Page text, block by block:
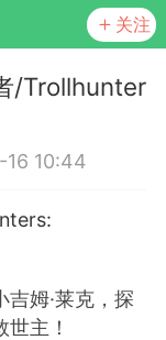
关注
/Trollhunter
10:44
姆·莱克，探
主！